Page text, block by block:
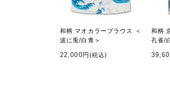
和柄 マオカラーブラウス ＜
波に兎/白青＞
22,000円 (税込)
和柄
孔雀/